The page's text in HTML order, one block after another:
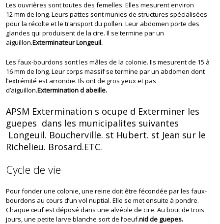
Les ouvrières sont toutes des femelles. Elles mesurent environ
12 mm de long. Leurs pattes sont munies de structures spécialisées
pour la récolte et le transport du pollen. Leur abdomen porte des
glandes qui produisent de la cire. Il se termine par un
aiguillon.Exterminateur Longeuil.
Les faux-bourdons sont les mâles de la colonie. Ils mesurent de 15 à
16 mm de long. Leur corps massif se termine par un abdomen dont
l’extrémité est arrondie. Ils ont de gros yeux et pas
d’aiguillon.Extermination d abeille.
APSM Extermination s ocupe d Exterminer les
guepes dans les municipalites suivantes
Longeuil. Boucherville. st Hubert. st Jean sur le
Richelieu. Brosard.ETC.
Cycle de vie
Pour fonder une colonie, une reine doit être fécondée par les faux-
bourdons au cours d’un vol nuptial. Elle se met ensuite à pondre.
Chaque œuf est déposé dans une alvéole de cire. Au bout de trois
jours, une petite larve blanche sort de l’oeuf.nid de guepes.